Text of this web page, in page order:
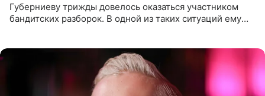
Губерниеву трижды довелось оказаться участником
бандитских разборок. В одной из таких ситуаций ему